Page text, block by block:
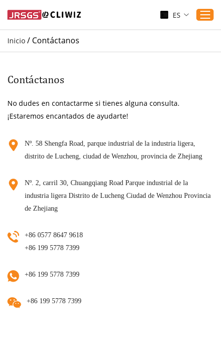
Sustenibilidad
Blogs
Sobre nosotros
ES
Inicio / Contáctanos
Contáctanos
No dudes en contactarme si tienes alguna consulta.
¡Estaremos encantados de ayudarte!
Nº. 58 Shengfa Road, parque industrial de la industria ligera,
distrito de Lucheng, ciudad de Wenzhou, provincia de Zhejiang
Nº. 2, carril 30, Chuangqiang Road Parque industrial de la
industria ligera Distrito de Lucheng Ciudad de Wenzhou Provincia
de Zhejiang
+86 0577 8647 9618
+86 199 5778 7399
+86 199 5778 7399
+86 199 5778 7399